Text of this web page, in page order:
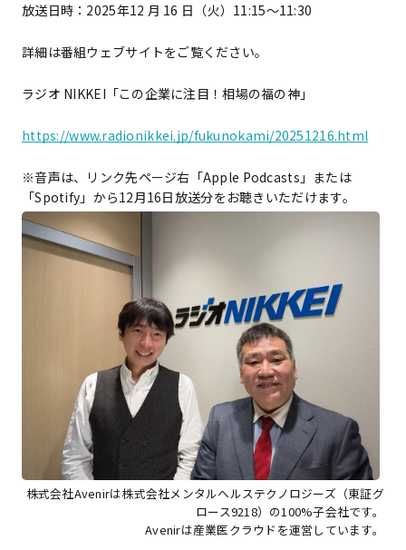
放送日時：2025年12 月 16 日（火）11:15～11:30
詳細は番組ウェブサイトをご覧ください。
ラジオ NIKKEI「この企業に注目！相場の福の神」
https://www.radionikkei.jp/fukunokami/20251216.html
※音声は、リンク先ページ右「Apple Podcasts」または
「Spotify」から12月16日放送分をお聴きいただけます。
株式会社Avenirは株式会社メンタルヘルステクノロジーズ （東証グ
ロース9218）の100%子会社です。
Avenirは産業医クラウド を運営しています。